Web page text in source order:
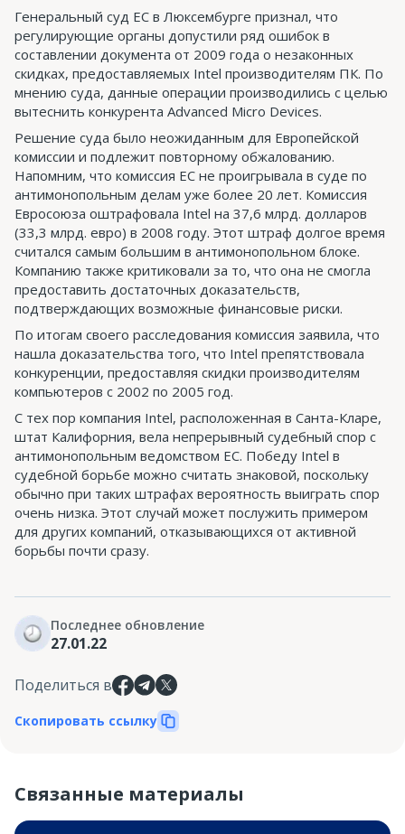
Генеральный суд ЕС в Люксембурге признал, что
регулирующие органы допустили ряд ошибок в
составлении документа от 2009 года о незаконных
скидках, предоставляемых Intel производителям ПК. По
мнению суда, данные операции производились с целью
вытеснить конкурента Advanced Micro Devices.
Решение суда было неожиданным для Европейской
комиссии и подлежит повторному обжалованию.
Напомним, что комиссия ЕС не проигрывала в суде по
антимонопольным делам уже более 20 лет. Комиссия
Евросоюза оштрафовала Intel на 37,6 млрд. долларов
(33,3 млрд. евро) в 2008 году. Этот штраф долгое время
считался самым большим в антимонопольном блоке.
Компанию также критиковали за то, что она не смогла
предоставить достаточных доказательств,
подтверждающих возможные финансовые риски.
По итогам своего расследования комиссия заявила, что
нашла доказательства того, что Intel препятствовала
конкуренции, предоставляя скидки производителям
компьютеров с 2002 по 2005 год.
С тех пор компания Intel, расположенная в Санта-Кларе,
штат Калифорния, вела непрерывный судебный спор с
антимонопольным ведомством ЕС. Победу Intel в
судебной борьбе можно считать знаковой, поскольку
обычно при таких штрафах вероятность выиграть спор
очень низка. Этот случай может послужить примером
для других компаний, отказывающихся от активной
борьбы почти сразу.
Последнее обновление
27.01.22
Поделиться в
Скопировать ссылку
Связанные материалы